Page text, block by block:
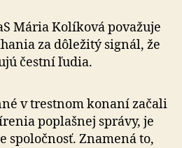
Mária Kolíková považuje
za dôležitý signál, že
čestní ľudia.
v trestnom konaní začali
poplašnej správy, je
spoločnosť. Znamená to,